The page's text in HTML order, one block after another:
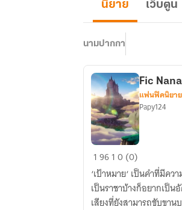
นิยาย เว็บตูน
นามปากกา
Fic
Nanatsu
no
taizai
Fic
แฟนฟิคนิยา
Papy124
19610 (0)
‘เป้าหมาย‘ เป็นคำที่มีค
เป็นราชาบ้างก็อยากเป็
เสียงที่ยังสามารถขับขาน